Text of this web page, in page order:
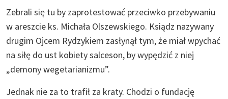
Zebrali się tu by zaprotestować przeciwko przebywaniu
w areszcie ks. Michała Olszewskiego. Ksiądz nazywany
drugim Ojcem Rydzykiem zasłynął tym, że miał wpychać
na siłę do ust kobiety salceson, by wypędzić z niej
„demony wegetarianizmu”.
Jednak nie za to trafił za kraty. Chodzi o fundację